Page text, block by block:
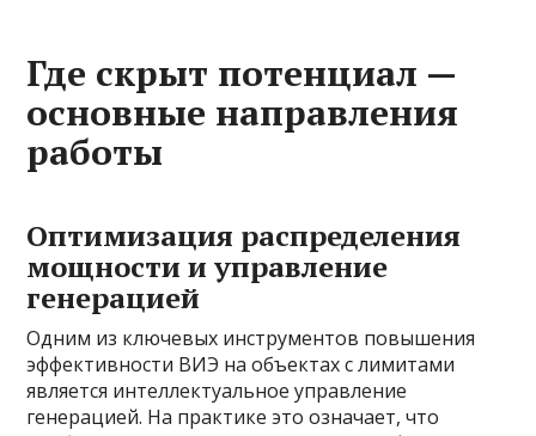
Где скрыт потенциал —
основные направления
работы
Оптимизация распределения
мощности и управление
генерацией
Одним из ключевых инструментов повышения
эффективности ВИЭ на объектах с лимитами
является интеллектуальное управление
генерацией. На практике это означает, что